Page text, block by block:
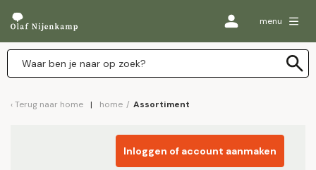
menu
Terug naar home home / Assortiment
Inloggen of account aanmaken